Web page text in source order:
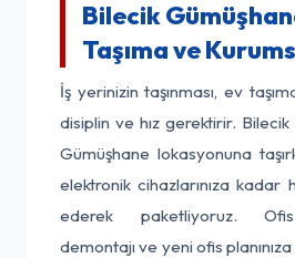
Bilecik
Taşıma ve
İş yerinizin taşınması, ev
disiplin ve hız gerektirir.
Gümüşhane lokasyonuna
elektronik cihazlarınıza
ederek paketliyoruz. Ofis
demontajı ve yeni ofis